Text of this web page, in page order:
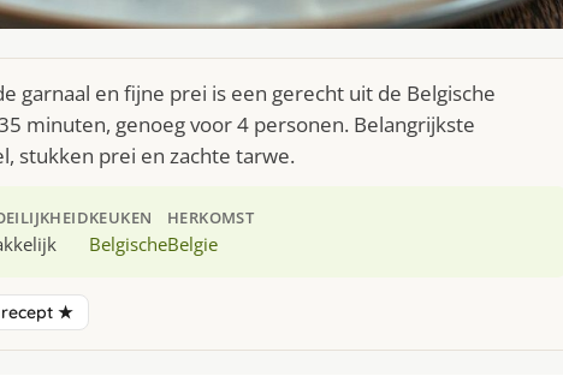
garnaal en fijne prei is een gerecht uit de Belgische
minuten, genoeg voor 4 personen. Belangrijkste
stukken prei en zachte tarwe.
KEUKEN
Belgische
HERKOMST
Belgie
recept ★